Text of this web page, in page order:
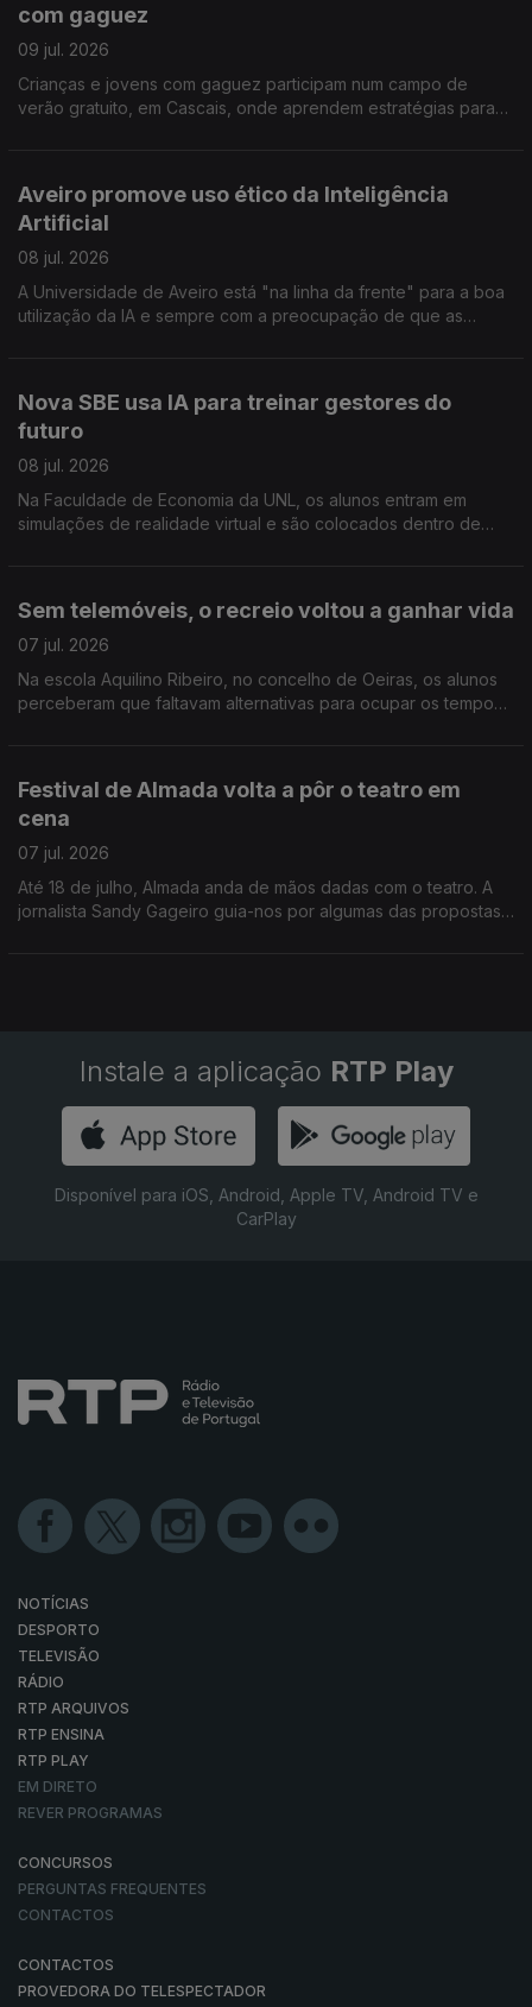
com gaguez
09 jul. 2026
Crianças e jovens com gaguez participam num campo de
verão gratuito, em Cascais, onde aprendem estratégias para
Aveiro promove uso ético da Inteligência
Artificial
08 jul. 2026
A Universidade de Aveiro está "na linha da frente" para a boa
utilização da IA e sempre com a preocupação de que as
Nova SBE usa IA para treinar gestores do
futuro
08 jul. 2026
Na Faculdade de Economia da UNL, os alunos entram em
simulações de realidade virtual e são colocados dentro de
Sem telemóveis, o recreio voltou a ganhar vida
07 jul. 2026
Na escola Aquilino Ribeiro, no concelho de Oeiras, os alunos
perceberam que faltavam alternativas para ocupar os tempos
Festival de Almada volta a pôr o teatro em
cena
07 jul. 2026
Até 18 de julho, Almada anda de mãos dadas com o teatro. A
jornalista Sandy Gageiro guia-nos por algumas das propostas
Instale a aplicação RTP Play
Disponível para iOS, Android, Apple TV, Android TV e
CarPlay
NOTÍCIAS
DESPORTO
TELEVISÃO
RÁDIO
RTP ARQUIVOS
RTP ENSINA
RTP PLAY
EM DIRETO
REVER PROGRAMAS
CONCURSOS
PERGUNTAS FREQUENTES
CONTACTOS
CONTACTOS
PROVEDORA DO TELESPECTADOR